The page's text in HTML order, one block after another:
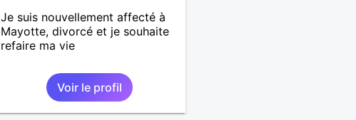
Je suis nouvellement affecté à
Mayotte, divorcé et je souhaite
refaire ma vie
Voir le profil